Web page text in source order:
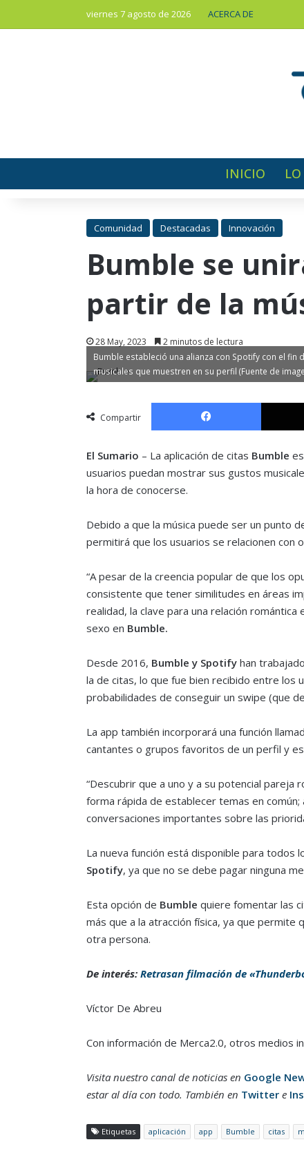
viernes 7 agosto de 2026 ACERCA DE
INICIO
Comunidad Destacadas Innovación
Bumble se
partir de la
28 May, 2023 2 minutos de lectura
Bumble estableció una alianza con Spotify con el
musicales que muestren en su perfil (Fuente de
Compartir
Facebook
El Sumario – La aplicación de citas Bumble
usuarios puedan mostrar sus gustos
la hora de conocerse.
Debido a que la música puede ser un punto
permitirá que los usuarios se relacionen con
“A pesar de la creencia popular de que los
consistente que tener similitudes en áreas
realidad, la clave para una relación romántica
sexo en Bumble.
Desde 2016, Bumble y Spotifyhan
la de citas, lo que fue bien recibido entre los
probabilidades de conseguir un swipe (que
La app también incorporará una función
cantantes o grupos favoritos de un perfil y
“Descubrir que a uno y a su potencial
forma rápida de establecer temas en
conversaciones importantes sobre las
La nueva función está disponible para todos
Spotify, ya que no se debe pagar ninguna
Esta opción de Bumble quiere fomentar las
más que a la atracción física, ya que permite
otra persona.
De interés: Retrasan filmación de
Víctor De Abreu
Con información de Merca2.0, otros medios
Visita nuestro canal de noticias en Google
estar al día con todo. También en Twittere
Etiquetas aplicación app Bumble citas